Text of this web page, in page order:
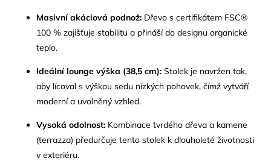
Masivní akáciová podnož: Dřevo s certifikátem FSC®
100 % zajišťuje stabilitu a přináší do designu organické
teplo.
Ideální lounge výška (38,5 cm): Stolek je navržen tak,
aby lícoval s výškou sedu nízkých pohovek, čímž vytváří
moderní a uvolněný vzhled.
Vysoká odolnost: Kombinace tvrdého dřeva a kamene
(terrazza) předurčuje tento stolek k dlouholeté životnosti
v exteriéru.